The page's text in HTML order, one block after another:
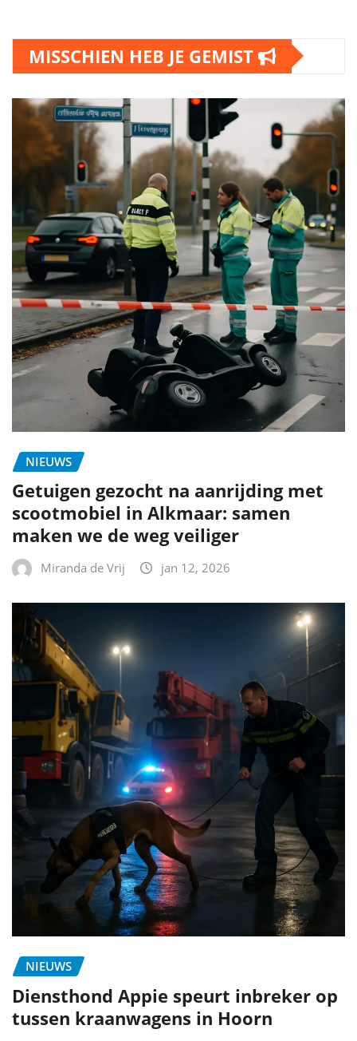
MISSCHIEN HEB JE GEMIST
NIEUWS
Getuigen gezocht na aanrijding met
scootmobiel in Alkmaar: samen
maken we de weg veiliger
Miranda de Vrij jan 12, 2026
NIEUWS
Diensthond Appie speurt inbreker op
tussen kraanwagens in Hoorn